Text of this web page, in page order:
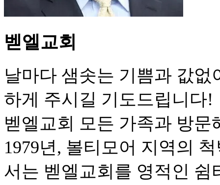
벧엘교회
날마다 샘솟는 기쁨과 값
하게 주시길 기도드립니다!
벧엘교회 모든 가족과 방
1979년, 볼티모어 지역의
서는 벧엘교회를 영적인 쉼